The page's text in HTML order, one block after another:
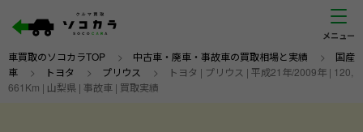
車買取のソコカラTOP > 中古車・廃車・事故車の買取相場と実績 > 国産
車 > トヨタ > プリウス >
トヨタ | プリウス | 平成21年/2009年 | 120,
661Km | 山梨県 | 事故車 | 買取実績